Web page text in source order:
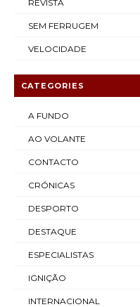
REVISTA
SEM FERRUGEM
VELOCIDADE
CATEGORIES
A FUNDO
AO VOLANTE
CONTACTO
CRÓNICAS
DESPORTO
DESTAQUE
ESPECIALISTAS
IGNIÇÃO
INTERNACIONAL